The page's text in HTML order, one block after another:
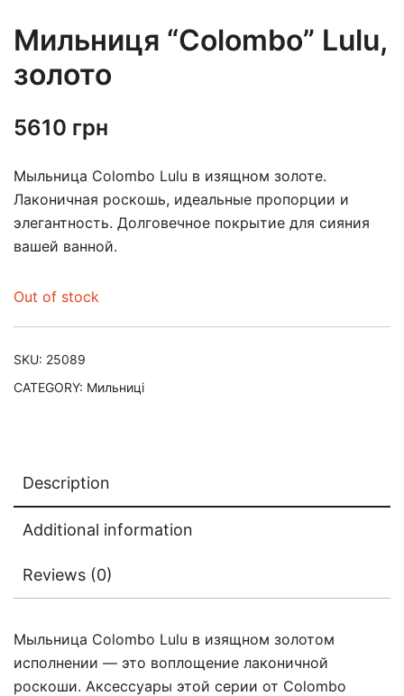
Мильниця “Colombo” Lulu,
золото
5610 грн
Мыльница Colombo Lulu в изящном золоте.
Лаконичная роскошь, идеальные пропорции и
элегантность. Долговечное покрытие для сияния
вашей ванной.
Out of stock
SKU: 25089
CATEGORY: Мильниці
Description
Additional information
Reviews (0)
Мыльница Colombo Lulu в изящном золотом
исполнении — это воплощение лаконичной
роскоши. Аксессуары этой серии от Colombo